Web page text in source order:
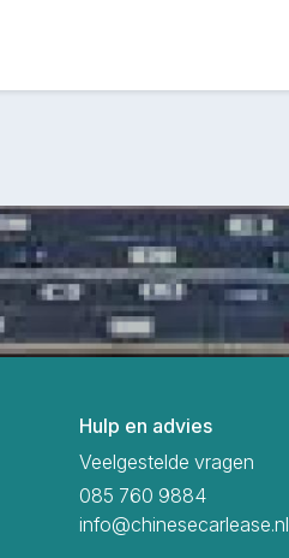
Hulp en advies
Veelgestelde vragen
085 760 9884
info@chinesecarlease.nl